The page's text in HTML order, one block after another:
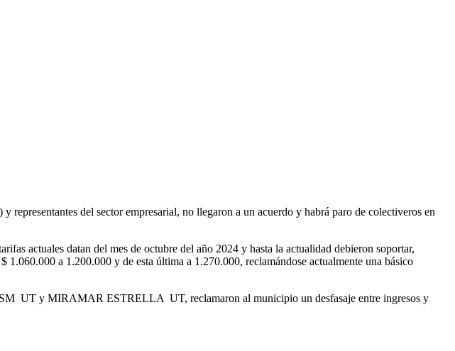
del sector empresarial, no llegaron a un acuerdo y habrá paro de colectiveros en
actuales datan del mes de octubre del año 2024 y hasta la actualidad debieron soportar,
a 1.200.000 y de esta última a 1.270.000, reclamándose actualmente una básico
UT y MIRAMAR ESTRELLA UT, reclamaron al municipio un desfasaje entre ingresos y